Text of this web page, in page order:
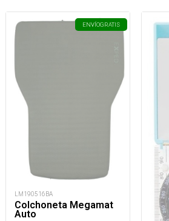
ENVÍOGRATIS
LM190516BA
Colchoneta Megamat
Auto